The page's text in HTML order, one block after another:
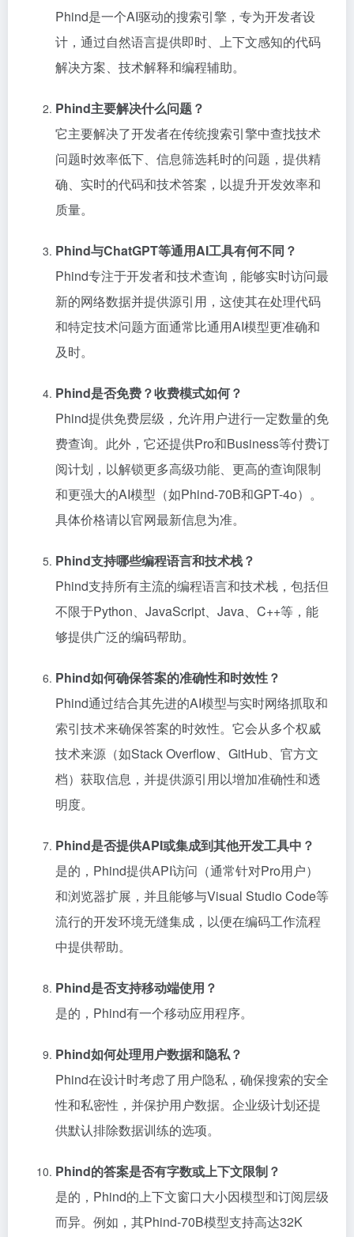
Phind是一个AI驱动的搜索引擎，专为开发者设
计，通过自然语言提供即时、上下文感知的代码
解决方案、技术解释和编程辅助。
Phind主要解决什么问题？
它主要解决了开发者在传统搜索引擎中查找技术
问题时效率低下、信息筛选耗时的问题，提供精
确、实时的代码和技术答案，以提升开发效率和
质量。
Phind与ChatGPT等通用AI工具有何不同？
Phind专注于开发者和技术查询，能够实时访问最
新的网络数据并提供源引用，这使其在处理代码
和特定技术问题方面通常比通用AI模型更准确和
及时。
Phind是否免费？收费模式如何？
Phind提供免费层级，允许用户进行一定数量的免
费查询。此外，它还提供Pro和Business等付费订
阅计划，以解锁更多高级功能、更高的查询限制
和更强大的AI模型（如Phind-70B和GPT-4o）。
具体价格请以官网最新信息为准。
Phind支持哪些编程语言和技术栈？
Phind支持所有主流的编程语言和技术栈，包括但
不限于Python、JavaScript、Java、C++等，能
够提供广泛的编码帮助。
Phind如何确保答案的准确性和时效性？
Phind通过结合其先进的AI模型与实时网络抓取和
索引技术来确保答案的时效性。它会从多个权威
技术来源（如Stack Overflow、GitHub、官方文
档）获取信息，并提供源引用以增加准确性和透
明度。
Phind是否提供API或集成到其他开发工具中？
是的，Phind提供API访问（通常针对Pro用户）
和浏览器扩展，并且能够与Visual Studio Code等
流行的开发环境无缝集成，以便在编码工作流程
中提供帮助。
Phind是否支持移动端使用？
是的，Phind有一个移动应用程序。
Phind如何处理用户数据和隐私？
Phind在设计时考虑了用户隐私，确保搜索的安全
性和私密性，并保护用户数据。企业级计划还提
供默认排除数据训练的选项。
Phind的答案是否有字数或上下文限制？
是的，Phind的上下文窗口大小因模型和订阅层级
而异。例如，其Phind-70B模型支持高达32K